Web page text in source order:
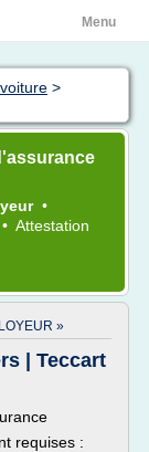
Menu
>
•
• Attestation
»
| Teccart
requises :